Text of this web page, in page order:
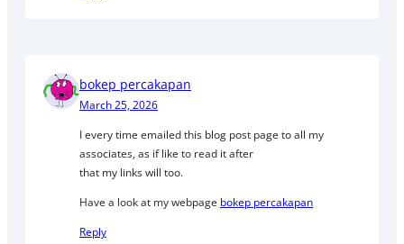
bokep percakapan
March 25, 2026
I every time emailed this blog post page to all my
associates, as if like to read it after
that my links will too.
Have a look at my webpage bokep percakapan
Reply